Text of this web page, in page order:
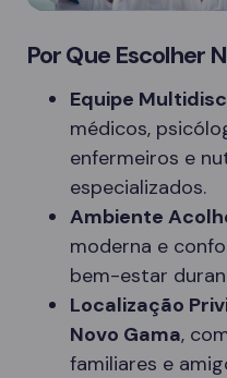
Por Que Escolher
Equipe
médicos,
enfermeiros e
especializados.
Ambiente
moderna e
bem-estar
Localização
Novo Gama,
familiares e